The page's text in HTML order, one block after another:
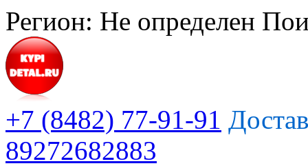
Регион: Не определен
+7 (8482) 77-91-91
89272682883